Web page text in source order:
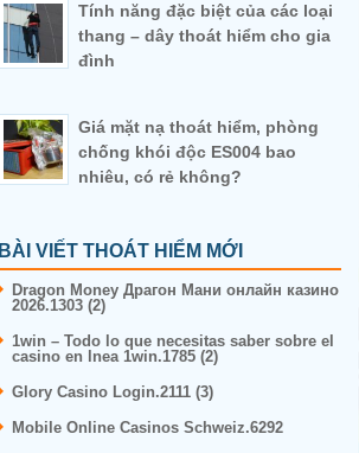
Tính năng đặc biệt của các loại
thang – dây thoát hiểm cho gia
đình
Giá mặt nạ thoát hiểm, phòng
chống khói độc ES004 bao
nhiêu, có rẻ không?
BÀI VIẾT THOÁT HIỂM MỚI
Dragon Money Драгон Мани онлайн казино
2026.1303 (2)
1win – Todo lo que necesitas saber sobre el
casino en lnea 1win.1785 (2)
Glory Casino Login.2111 (3)
Mobile Online Casinos Schweiz.6292